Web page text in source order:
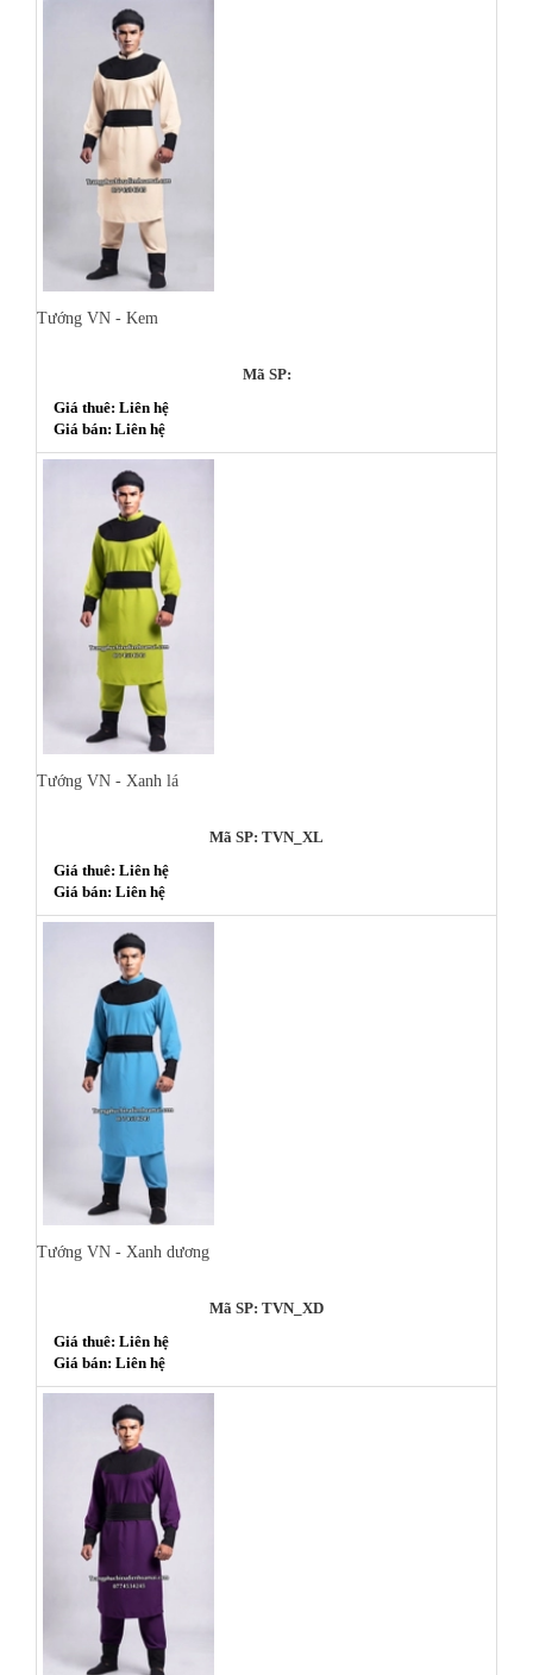
Tướng VN - Kem
Mã SP:
Giá thuê: Liên hệ
Giá bán: Liên hệ
Tướng VN - Xanh lá
Mã SP: TVN_XL
Giá thuê: Liên hệ
Giá bán: Liên hệ
Tướng VN - Xanh dương
Mã SP: TVN_XD
Giá thuê: Liên hệ
Giá bán: Liên hệ